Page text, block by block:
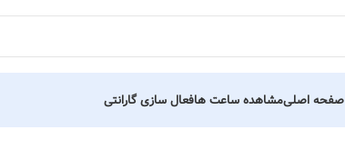
صفحه اصلیمشاهده ساعت هافعال سازی گارانتی